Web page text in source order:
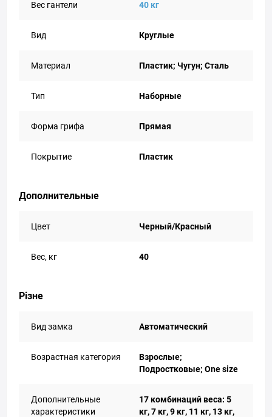
Вес гантели 40 кг
Вид Круглые
Материал Пластик; Чугун; Сталь
Тип Наборные
Форма грифа Прямая
Покрытие Пластик
Дополнительные
Цвет Черный/Красный
Вес, кг 40
Різне
Вид замка Автоматический
Возрастная категория
Взрослые;
Подростковые; One size
Дополнительные
характеристики
17 комбинаций веса: 5
кг, 7 кг, 9 кг, 11 кг, 13 кг,